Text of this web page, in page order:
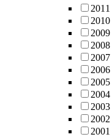
2011
2010
2009
2008
2007
2006
2005
2004
2003
2002
2001